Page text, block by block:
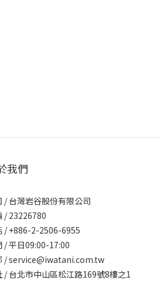
我們
/ 台灣岩谷股份有限公司
/ 23226780
/ +886-2-2506-6955
/ 平日09:00-17:00
/ service@iwatani.com.tw
/ 台北市中山區松江路169號8樓之1